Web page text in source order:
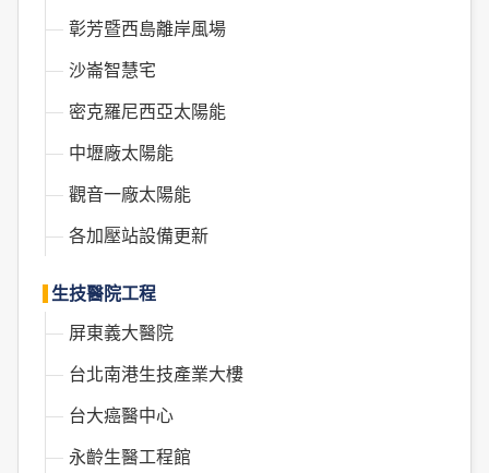
彰芳暨西島離岸風場
沙崙智慧宅
密克羅尼西亞太陽能
中壢廠太陽能
觀音一廠太陽能
各加壓站設備更新
生技醫院工程
屏東義大醫院
台北南港生技產業大樓
台大癌醫中心
永齡生醫工程館